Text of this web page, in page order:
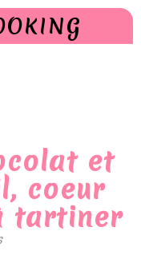
et
coeur
tartiner